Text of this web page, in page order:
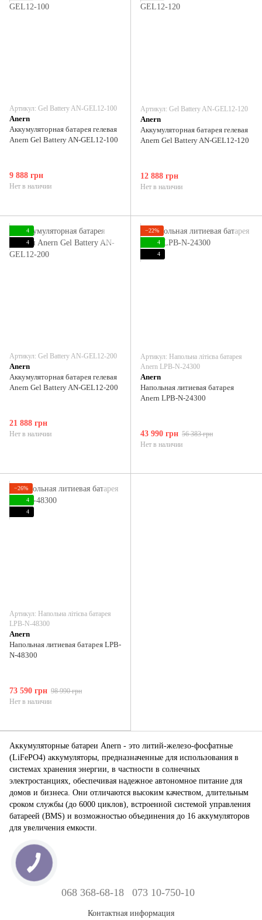
Аккумуляторные батареи Anern - это литий-железо-фосфатные
(LiFePO4) аккумуляторы, предназначенные для использования в
системах хранения энергии, в частности в солнечных
электростанциях, обеспечивая надежное автономное питание для
домов и бизнеса. Они отличаются высоким качеством, длительным
сроком службы (до 6000 циклов), встроенной системой управления
батареей (BMS) и возможностью объединения до 16 аккумуляторов
для увеличения емкости.
Артикул: Gel Battery AN-GEL12-100
Anern
Аккумуляторная батарея гелевая
Anern Gel Battery AN-GEL12-100
9 888 грн
Нет в наличии
Артикул: Gel Battery AN-GEL12-120
Anern
Аккумуляторная батарея гелевая
Anern Gel Battery AN-GEL12-120
12 888 грн
Нет в наличии
4
4
Артикул: Gel Battery AN-GEL12-200
Anern
Аккумуляторная батарея гелевая
Anern Gel Battery AN-GEL12-200
21 888 грн
Нет в наличии
−22%
4
4
Артикул: Напольна літієва батарея
Anern LPB-N-24300
Anern
Напольная литиевая батарея
Anern LPB-N-24300
43 990 грн 56 383 грн
Нет в наличии
−26%
4
4
Артикул: Напольна літієва батарея
LPB-N-48300
Anern
Напольная литиевая батарея LPB-
N-48300
73 590 грн 98 990 грн
Нет в наличии
068 368-68-18 073 10-750-10
Контактная информация